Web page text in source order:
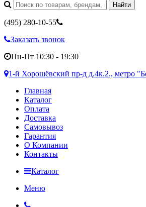
(495) 280-10-55
Заказать звонок
Пн-Пт 10:30 - 19:30
1-й Хорошёвский пр-д д.4к.2., метро
Главная
Каталог
Оплата
Доставка
Самовывоз
Гарантия
О Компании
Контакты
Каталог
Меню